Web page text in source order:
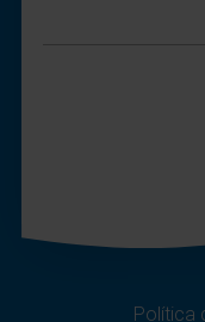
Política